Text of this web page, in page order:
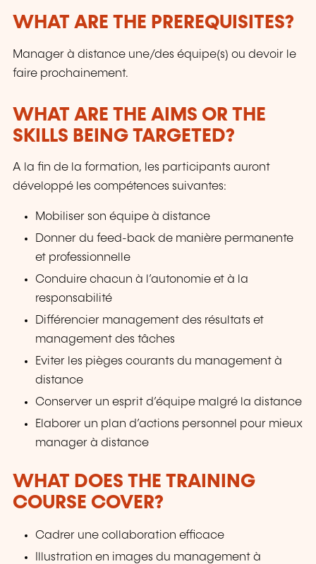
WHAT ARE THE PREREQUISITES?
Manager à distance une/des équipe(s) ou devoir le
faire prochainement.
WHAT ARE THE AIMS OR THE
SKILLS BEING TARGETED?
A la fin de la formation, les participants auront
développé les compétences suivantes:
Mobiliser son équipe à distance
Donner du feed-back de manière permanente
et professionnelle
Conduire chacun à l’autonomie et à la
responsabilité
Différencier management des résultats et
management des tâches
Eviter les pièges courants du management à
distance
Conserver un esprit d’équipe malgré la distance
Elaborer un plan d’actions personnel pour mieux
manager à distance
WHAT DOES THE TRAINING
COURSE COVER?
Cadrer une collaboration efficace
Illustration en images du management à